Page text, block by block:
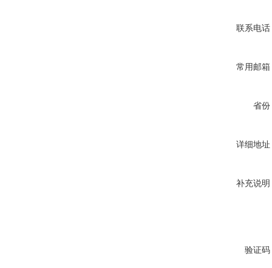
联系电话
常用邮箱
省份
详细地址
补充说明
验证码